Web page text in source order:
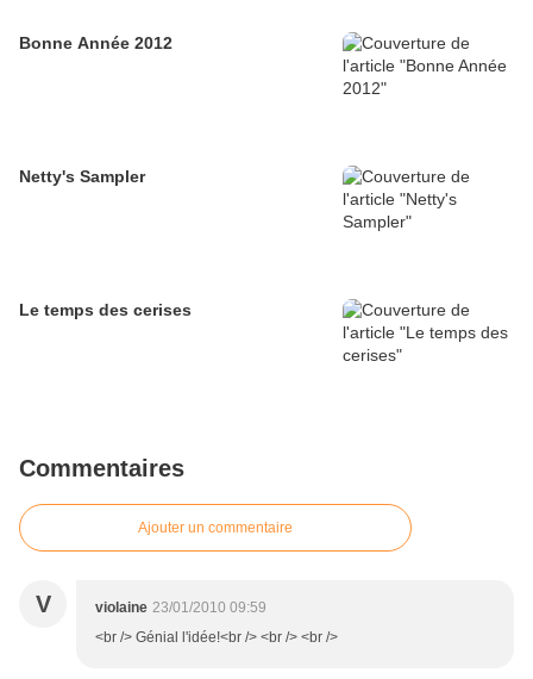
Bonne Année 2012
Netty's Sampler
Le temps des cerises
Commentaires
Ajouter un commentaire
V violaine 23/01/2010 09:59
<br /> Génial l'idée!<br /> <br /> <br />